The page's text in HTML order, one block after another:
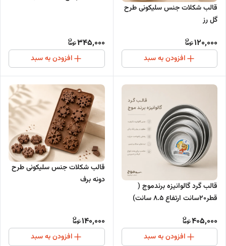
قالب شکلات جنس سلیکونی طرح
گل رز
120,000
افزودن به سبد
345,000
افزودن به سبد
قالب گرد گالوانیزه برندموج (
قطر20سانت ارتفاع ۸.۵ سانت)
405,000
افزودن به سبد
قالب شکلات جنس سلیکونی طرح
دونه برف
140,000
افزودن به سبد